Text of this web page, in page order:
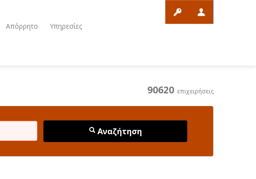
Απόρρητο Υπηρεσίες
90620 επιχειρήσεις
Αναζήτηση